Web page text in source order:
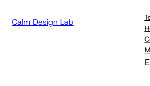
Calm Design Lab